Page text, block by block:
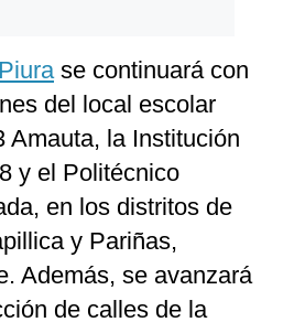
Piurase continuará con
del local escolar
Amauta, la Institución
y el Politécnico
en los distritos de
y Pariñas,
Además, se avanzará
de calles de la